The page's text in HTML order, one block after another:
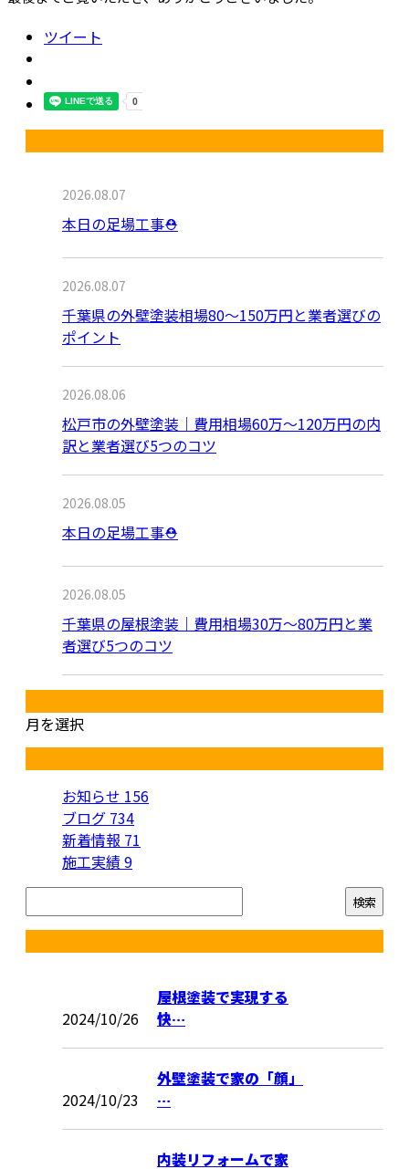
ツイート
2026.08.07
本日の足場工事⛑️
2026.08.07
千葉県の外壁塗装相場80〜150万円と業者選びの
ポイント
2026.08.06
松戸市の外壁塗装｜費用相場60万〜120万円の内
訳と業者選び5つのコツ
2026.08.05
本日の足場工事⛑️
2026.08.05
千葉県の屋根塗装｜費用相場30万～80万円と業
者選び5つのコツ
月を選択
お知らせ 156
ブログ 734
新着情報 71
施工実績9
2024/10/26
屋根塗装で実現する
快…
2024/10/23
外壁塗装で家の「顔」
…
内装リフォームで家